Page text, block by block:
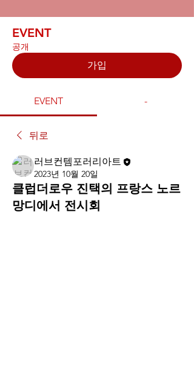
EVENT
공개
가입
EVENT -
뒤로
러브컨템포러리아트
2023년 10월 20일
클럽더로우 진택의 프랑스 노르
망디에서 전시회